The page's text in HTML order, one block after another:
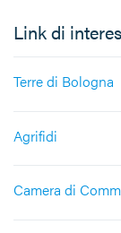
Link di
Terre di Bologna
Agrifidi
Camera di